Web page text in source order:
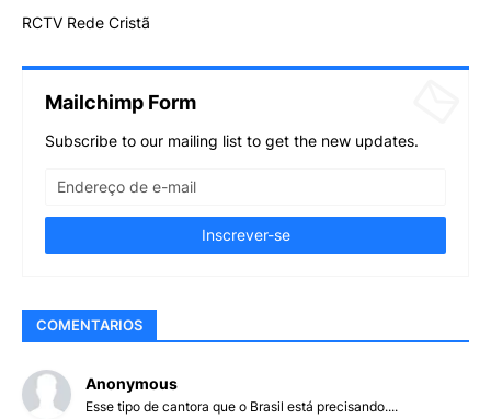
RCTV Rede Cristã
Mailchimp Form
Subscribe to our mailing list to get the new updates.
COMENTARIOS
Anonymous
Esse tipo de cantora que o Brasil está precisando....